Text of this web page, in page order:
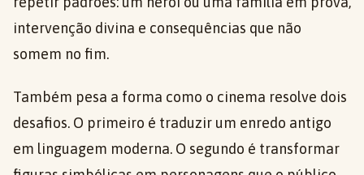
intervenção divina e consequências que não
somem no fim.
Também pesa a forma como o cinema resolve dois
desafios. O primeiro é traduzir um enredo antigo
em linguagem moderna. O segundo é transformar